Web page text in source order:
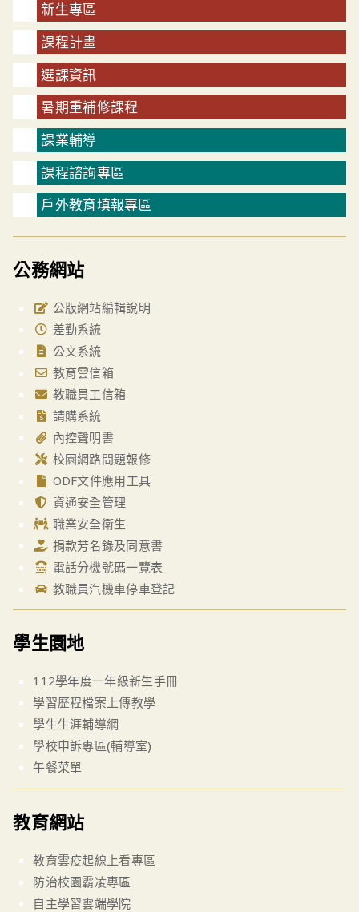
新生專區
課程計畫
選課資訊
暑期重補修課程
課業輔導
課程諮詢專區
戶外教育填報專區
公務網站
公版網站編輯說明
差勤系統
公文系統
教育雲信箱
教職員工信箱
請購系統
內控聲明書
校園網路問題報修
ODF文件應用工具
資通安全管理
職業安全衛生
捐款芳名錄及同意書
電話分機號碼一覽表
教職員汽機車停車登記
學生園地
112學年度一年級新生手冊
學習歷程檔案上傳教學
學生生涯輔導網
學校申訴專區(輔導室)
午餐菜單
教育網站
教育雲疫起線上看專區
防治校園霸凌專區
自主學習雲端學院